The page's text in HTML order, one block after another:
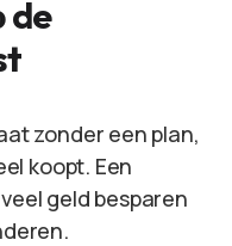
de
zonder een plan,
koopt. Een
geld besparen